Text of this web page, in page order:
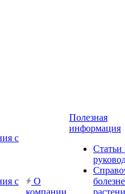
с
с
О
компании
Полезная
информация
Статьи